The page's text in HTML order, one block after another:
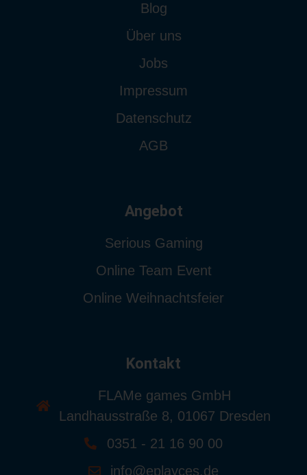
Kontakt
FLAMe games GmbH
Landhausstraße 8, 01067 Dresden
0351 - 21 16 90 00
info@eplayces.de
Angebot
Serious Gaming
Online Team Event
Online Weihnachtsfeier
Blog
Über uns
Jobs
Impressum
Datenschutz
AGB